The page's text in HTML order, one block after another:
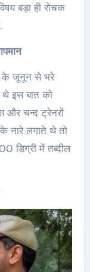
बड़ा ही रोचक
के जूनून से भरे
इस बात को
और चन्द ट्रेनरों
नारे लगाते थे तो
डिग्री में तब्दील